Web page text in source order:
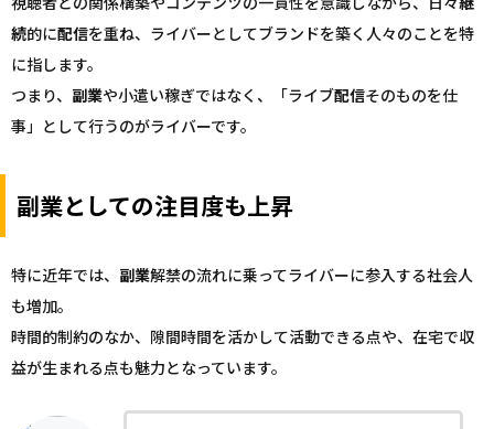
続的に配信を重ね、ライバーとしてブランドを築く人々のことを特
に指します。
つまり、 副業や小遣い稼ぎではなく、「ライブ配信そのものを仕
事」として行うのがライバーです。
副業としての注目度も上昇
特に近年では、 副業解禁の流れに乗ってライバーに参入する社会人
も増加。
時間的制約のなか、隙間時間を活かして活動できる点や、在宅で収
益が生まれる点も魅力となっています。